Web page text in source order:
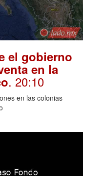
el gobierno
en la
. 20:10
en las colonias